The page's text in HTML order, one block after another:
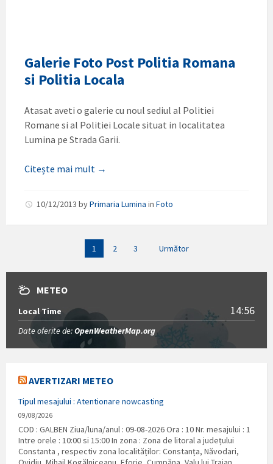
Galerie Foto Post Politia Romana
si Politia Locala
Atasat aveti o galerie cu noul sediul al Politiei
Romane si al Politiei Locale situat in localitatea
Lumina pe Strada Garii.
Citește mai mult →
10/12/2013 byPrimaria Lumina in Foto
1 2 3 Următor
METEO
Local Time 14:56
Date oferite de:OpenWeatherMap.org
AVERTIZARI METEO
Tipul mesajului : Atentionare nowcasting
09/08/2026
COD : GALBEN Ziua/luna/anul : 09-08-2026 Ora : 10 Nr. mesajului : 1
Intre orele : 10:00 si 15:00 In zona : Zona de litoral a județului
Constanta , respectiv zona localităților: Constanța, Năvodari,